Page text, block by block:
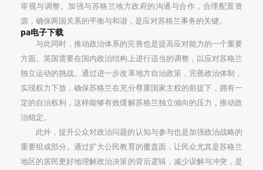
审视与调整。加强与苏格兰地方政府的沟通与合作，合理配置资
源，确保两国关系的平衡与和谐，是应对苏格兰事务的关键。
pa电子下载
与此同时，推动政治体系的完善也是提高应对能力的一个重要
方面。英国需要在国内政治结构上进行适当的调整，以应对苏格兰
独立运动的挑战。通过进一步改革地方自治政策，完善政治体制，
实现权力下放，确保苏格兰在充分尊重国家主权的前提下，拥有一
定的自治权利，这样能够有效缓解苏格兰独立倾向的压力，推动政
治稳定。
此外，提升公众对政治问题的认知与参与也是加强政治战略的
重要组成部分。通过扩大公民教育的覆盖面，让民众尤其是苏格兰
地区的居民更好地理解政治决策的背后逻辑，减少误解与冲突，是